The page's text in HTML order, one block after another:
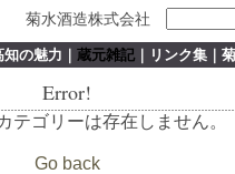
菊水酒造株式会社
知の魅力 蔵元雑記 リンク集
Error!
テゴリーは存在しません。
Go back